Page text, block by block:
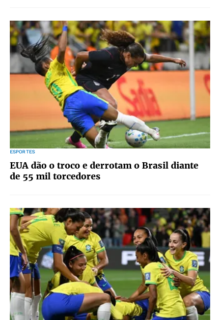
ESPORTES
EUA dão o troco e derrotam o Brasil diante
de 55 mil torcedores